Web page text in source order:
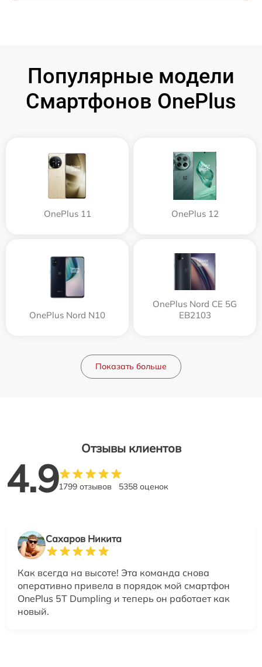
Популярные модели
Смартфонов OnePlus
OnePlus 11 OnePlus 12
OnePlus Nord N10
OnePlus Nord CE 5G
EB2103
Показать больше
Отзывы клиентов
4.91799 отзывов 5358 оценок
Сахаров Никита
Как всегда на высоте! Эта команда снова
оперативно привела в порядок мой смартфон
OnePlus 5T Dumpling и теперь он работает как
новый.